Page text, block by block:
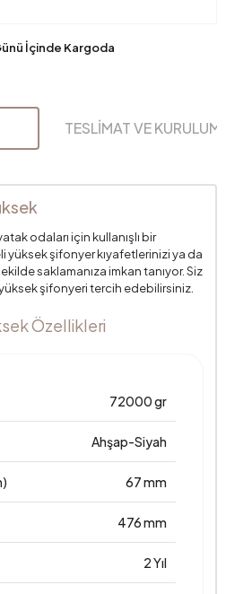
İçinde Kargoda
TESLİMAT VE KURULUM
odaları için kullanışlı bir
yüksek şifonyer kıyafetlerinizi ya da
saklamanıza imkan tanıyor. Siz
şifonyeri tercih edebilirsiniz.
Özellikleri
72000 gr
Ahşap-Siyah
67 mm
476 mm
2 Yıl